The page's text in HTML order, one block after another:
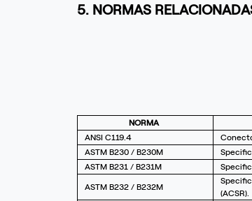
5. NORMAS
NORMA
ANSI C119.4
ASTM B230 / B230M
ASTM B231 / B231M
ASTM B232 / B232M
(ACSR).